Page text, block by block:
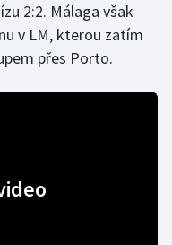
2:2. Málaga však
v LM, kterou zatím
přes Porto.